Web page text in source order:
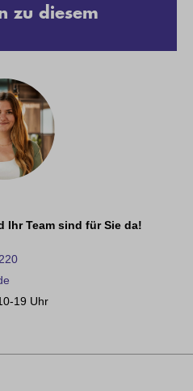
zu diesem
Ihr Team sind für Sie da!
19 Uhr